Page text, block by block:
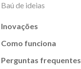
Baú de ideias
Inovações
Como funciona
Perguntas frequentes